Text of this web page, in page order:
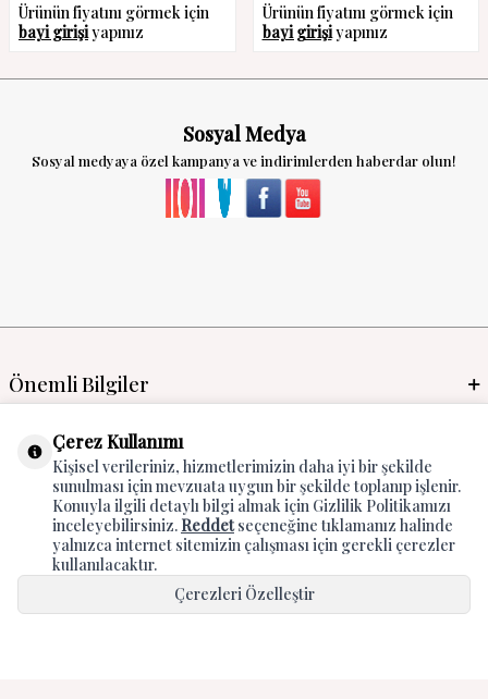
Ürünün fiyatını görmek için
bayi girişiyapınız
Ürünün fiyatını görmek için
bayi girişiyapınız
Sosyal Medya
Sosyal medyaya özel kampanya ve indirimlerden haberdar olun!
Önemli Bilgiler
Mayo İmalat & Toptan
Global Manufacturer
Adres & İletişim
Çerez Kullanımı
Kişisel verileriniz, hizmetlerimizin daha iyi bir şekilde
sunulması için mevzuata uygun bir şekilde toplanıp işlenir.
Konuyla ilgili detaylı bilgi almak için Gizlilik Politikamızı
inceleyebilirsiniz. Reddetseçeneğine tıklamanız halinde
yalnızca internet sitemizin çalışması için gerekli çerezler
kullanılacaktır.
Çerezleri Özelleştir